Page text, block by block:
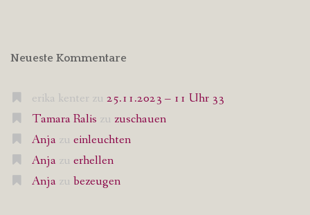
Neueste Kommentare
erika kenter zu 25.11.2023 – 11 Uhr 33
Tamara Ralis zu zuschauen
Anja zu einleuchten
Anja zu erhellen
Anja zu bezeugen